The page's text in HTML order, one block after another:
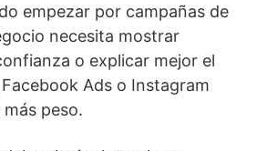
empezar por campañas de
necesita mostrar
o explicar mejor el
Ads o Instagram
peso.